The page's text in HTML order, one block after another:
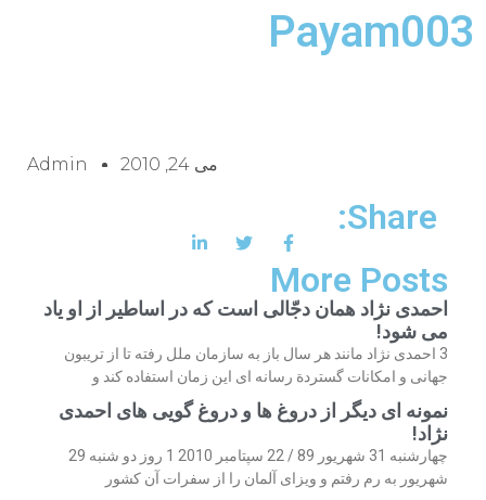
Payam003
می 24, 2010 Admin
Share:
More Posts
احمدی نژاد همان دجّالی است که در اساطیر از او یاد
می شود!
3 احمدی نژاد مانند هر سال باز به سازمان ملل رفته تا از تریبون
جهانی و امکانات گستردة رسانه ای این زمان استفاده کند و
نمونه ای دیگر از دروغ ها و دروغ گویی های احمدی
نژاد!
چهارشنبه 31 شهریور 89 / 22 سپتامبر 2010 1 روز دو شنبه 29
شهریور به رم رفتم و ویزای آلمان را از سفرات آن کشور